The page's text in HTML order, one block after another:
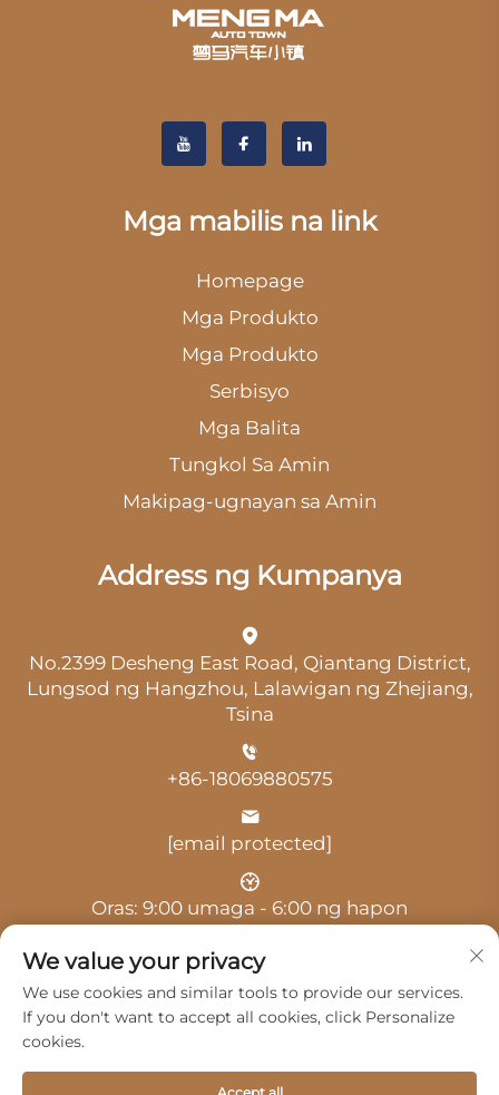
Mga mabilis na link
Homepage
Mga Produkto
Mga Produkto
Serbisyo
Mga Balita
Tungkol Sa Amin
Makipag-ugnayan sa Amin
Address ng Kumpanya
No.2399 Desheng East Road, Qiantang District,
Lungsod ng Hangzhou, Lalawigan ng Zhejiang,
Tsina
+86-18069880575
[email protected]
Oras: 9:00 umaga - 6:00 ng hapon
Service Co., Ltd. -
Patakaran sa privacy
We value your privacy
We use cookies and similar tools to provide our services.
If you don't want to accept all cookies, click Personalize
cookies.